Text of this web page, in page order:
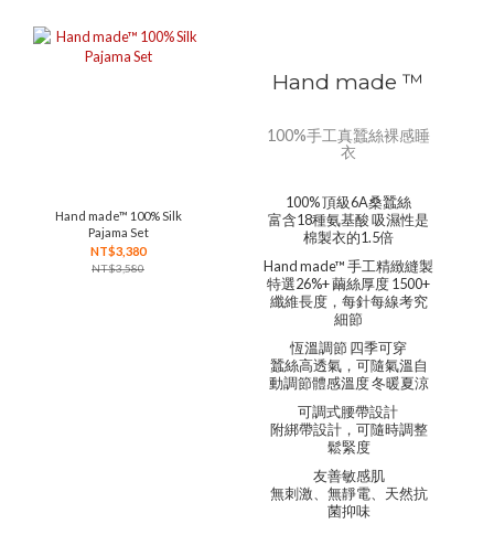
Hand made™ 100% Silk
Pajama Set
NT$3,380
NT$3,580
Hand made ™
100%手工真蠶絲裸感睡
衣
100% 頂級6A桑蠶絲
富含18種氨基酸 吸濕性是
棉製衣的1.5倍
Hand made™ 手工精緻縫製
特選26%+ 繭絲厚度 1500+
纖維長度，每針每線考究
細節
恆溫調節 四季可穿
蠶絲高透氣，可隨氣溫自
動調節體感溫度 冬暖夏涼
可調式腰帶設計
附綁帶設計，可隨時調整
鬆緊度
友善敏感肌
無刺激、無靜電、天然抗
菌抑味